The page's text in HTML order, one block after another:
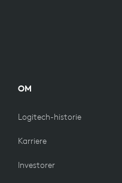
OM
Logitech-historie
Karriere
Investorer